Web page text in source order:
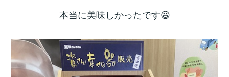
本当に美味しかったです😃